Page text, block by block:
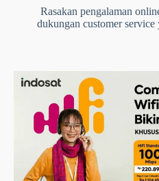
Rasakan pengalaman
dukungan customer